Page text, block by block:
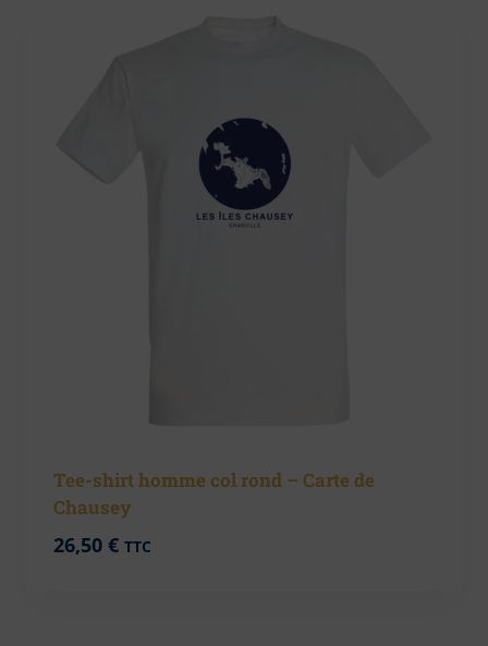
Tee-shirt homme col rond – Carte de
Chausey
26,50 € TTC